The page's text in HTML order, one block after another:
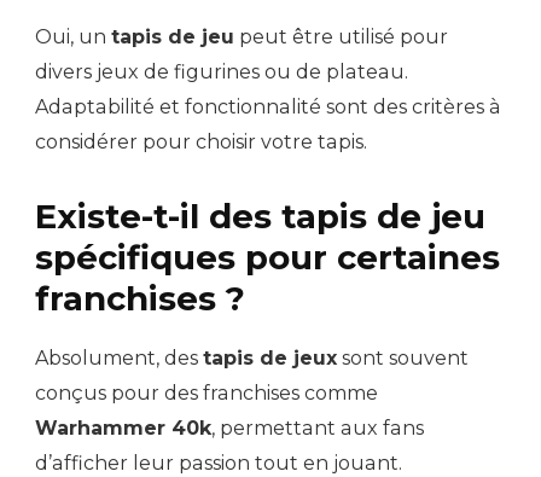
Oui, un tapis de jeu peut être utilisé pour
divers jeux de figurines ou de plateau.
Adaptabilité et fonctionnalité sont des critères à
considérer pour choisir votre tapis.
Existe-t-il des tapis de jeu
spécifiques pour certaines
franchises ?
Absolument, des tapis de jeux sont souvent
conçus pour des franchises comme
Warhammer 40k, permettant aux fans
d’afficher leur passion tout en jouant.